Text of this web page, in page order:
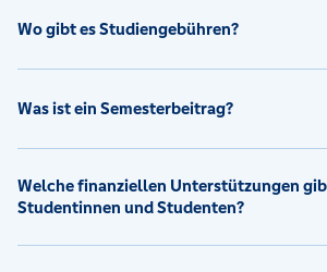
Wo gibt es Studiengebühren?
Was ist ein Semesterbeitrag?
Welche finanziellen Unterstützungen
Studentinnen und Studenten?